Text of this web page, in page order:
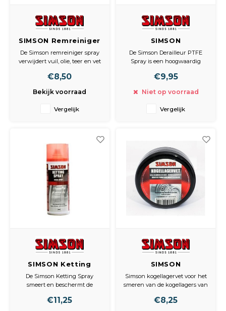
SIMSON Remreiniger
De Simson remreiniger spray
verwijdert vuil, olie, teer en vet
een optimale remprestatie.
spuitbus met een extra rietje.
€8,50
Bekijk voorraad
Vergelijk
SIMSON
DerailleurPTFE Spray
De Simson Derailleur PTFE
Spray is een hoogwaardig
derailleurmechanismen en
een langdurige smering die
belasting. Geleverd in een
€9,95
Niet op voorraad
Vergelijk
SIMSON Ketting
Spray
De Simson Ketting Spray
smeert en beschermt de
oxidatie door de werkstoffen
€11,25
SIMSON
kogellagervet 100gr.
Simson kogellagervet voor het
smeren van de kogellagers van
bromfietsen, en motoren.
€8,25